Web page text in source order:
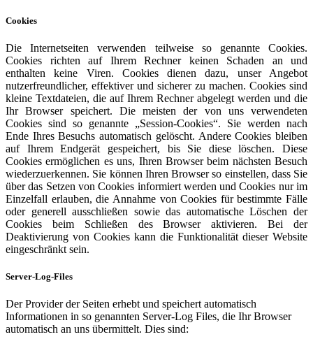
Cookies
Die Internetseiten verwenden teilweise so genannte Cookies.
Cookies richten auf Ihrem Rechner keinen Schaden an und
enthalten keine Viren. Cookies dienen dazu, unser Angebot
nutzerfreundlicher, effektiver und sicherer zu machen. Cookies sind
kleine Textdateien, die auf Ihrem Rechner abgelegt werden und die
Ihr Browser speichert. Die meisten der von uns verwendeten
Cookies sind so genannte „Session-Cookies“. Sie werden nach
Ende Ihres Besuchs automatisch gelöscht. Andere Cookies bleiben
auf Ihrem Endgerät gespeichert, bis Sie diese löschen. Diese
Cookies ermöglichen es uns, Ihren Browser beim nächsten Besuch
wiederzuerkennen. Sie können Ihren Browser so einstellen, dass Sie
über das Setzen von Cookies informiert werden und Cookies nur im
Einzelfall erlauben, die Annahme von Cookies für bestimmte Fälle
oder generell ausschließen sowie das automatische Löschen der
Cookies beim Schließen des Browser aktivieren. Bei der
Deaktivierung von Cookies kann die Funktionalität dieser Website
eingeschränkt sein.
Server-Log-Files
Der Provider der Seiten erhebt und speichert automatisch
Informationen in so genannten Server-Log Files, die Ihr Browser
automatisch an uns übermittelt. Dies sind: